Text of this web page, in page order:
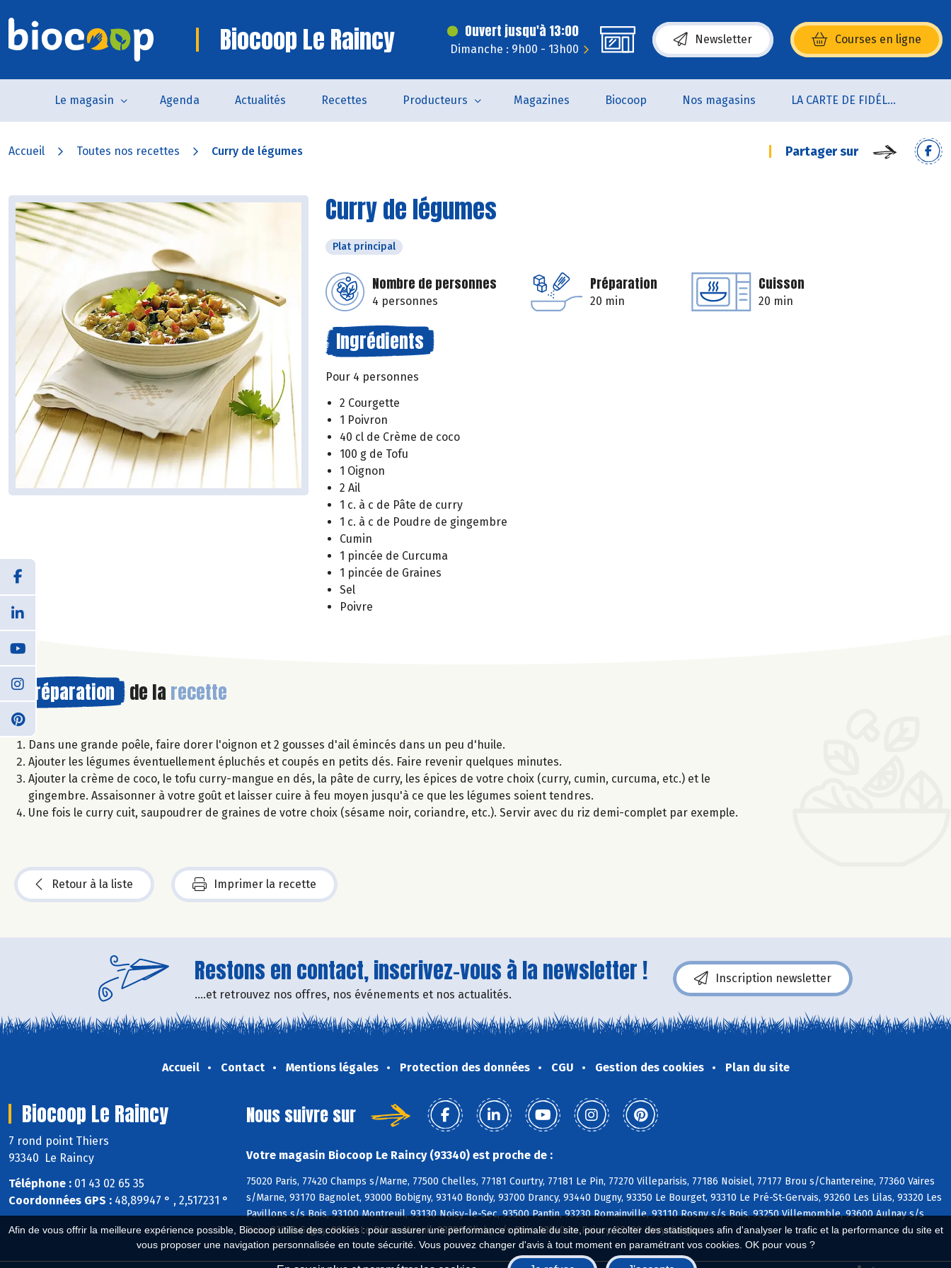
Afin de vous offrir la meilleure expérience possible, Biocoop utilise des cookies : pour assurer une performance optimale du site, pour récolter des statistiques afin d'analyser le trafic et la performance du site et
vous proposer une navigation personnalisée en toute sécurité. Vous pouvez changer d'avis à tout moment en paramétrant vos cookies. OK pour vous ?
Biocoop Le Raincy Ouvert jusqu'à 13:00
Dimanche : 9h00 - 13h00
Newsletter Courses en ligne
(s’ouvre dans une nouvelle fenêtre)
Le magasin Agenda Actualités Recettes Producteurs Magazines Biocoop Nos magasins LA CARTE DE FIDÉLITÉ
Accueil Toutes nos recettes Curry de légumes Partager sur
Curry de légumes
Plat principal
Nombre de personnes
4 personnes
Préparation
20 min
Cuisson
20 min
Ingrédients
Pour 4 personnes
2 Courgette
1 Poivron
40 cl de Crème de coco
100 g de Tofu
1 Oignon
2 Ail
1 c. à c de Pâte de curry
1 c. à c de Poudre de gingembre
Cumin
1 pincée de Curcuma
1 pincée de Graines
Sel
Poivre
Préparation de la recette
Dans une grande poêle, faire dorer l'oignon et 2 gousses d'ail émincés dans un peu d'huile.
Ajouter les légumes éventuellement épluchés et coupés en petits dés. Faire revenir quelques minutes.
Ajouter la crème de coco, le tofu curry-mangue en dés, la pâte de curry, les épices de votre choix (curry, cumin, curcuma, etc.) et le
gingembre. Assaisonner à votre goût et laisser cuire à feu moyen jusqu'à ce que les légumes soient tendres.
Une fois le curry cuit, saupoudrer de graines de votre choix (sésame noir, coriandre, etc.). Servir avec du riz demi-complet par exemple.
Retour à la liste Imprimer la recette
Restons en contact, inscrivez-vous à la newsletter !
....et retrouvez nos offres, nos événements et nos actualités.
Inscription newsletter
Accueil Contact Mentions légales Protection des données CGU Gestion des cookies Plan du site
Biocoop Le Raincy
7 rond point Thiers
93340 Le Raincy
Téléphone : 01 43 02 65 35
Coordonnées GPS : 48,89947 ° , 2,517231 °
Nous suivre sur
Votre magasin Biocoop Le Raincy (93340) est proche de :
75020 Paris, 77420 Champs s/Marne, 77500 Chelles, 77181 Courtry, 77181 Le Pin, 77270 Villeparisis, 77186 Noisiel, 77177 Brou s/Chantereine, 77360 Vaires
s/Marne, 93170 Bagnolet, 93000 Bobigny, 93140 Bondy, 93700 Drancy, 93440 Dugny, 93350 Le Bourget, 93310 Le Pré-St-Gervais, 93260 Les Lilas, 93320 Les
Pavillons s/s Bois, 93100 Montreuil, 93130 Noisy-le-Sec, 93500 Pantin, 93230 Romainville, 93110 Rosny s/s Bois, 93250 Villemomble, 93600 Aulnay s/s
Bois, 93220 Gagny, 93150 Le Blanc-Mesnil, 93390 Clichy s/s Bois, 93340 Le Raincy, 93190 Livry-Gargan